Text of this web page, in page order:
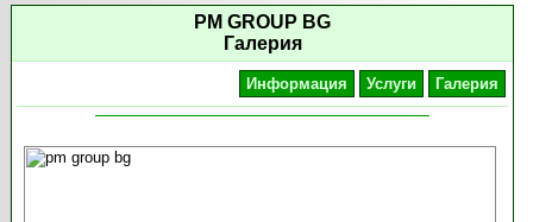
PM GROUP BG
Галерия
Информация Услуги Галерия